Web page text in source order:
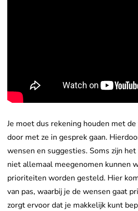
Je moet dus rekening houden met
door met ze in gesprek gaan.
wensen en suggesties. Soms zijn
niet allemaal meegenomen kunnen
prioriteiten worden gesteld. Hier
van pas, waarbij je de wensen gaat
zorgt ervoor dat je makkelijk kunt